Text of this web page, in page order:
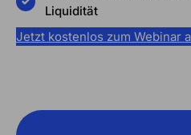
Liquidität
Jetzt kostenlos zum Webinar